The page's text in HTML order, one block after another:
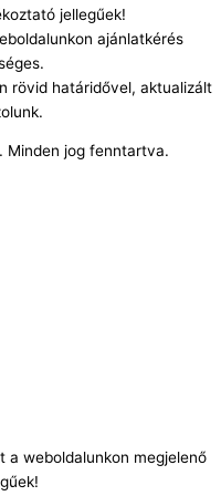
jellegűek!
ajánlatkérés
rövid határidővel, aktualizált
Minden jog fenntartva.
a weboldalunkon megjelenő